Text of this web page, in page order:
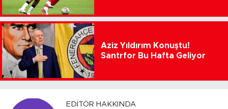
Aziz Yıldırım Konuştu!
Santrfor Bu Hafta Geliyor
EDITÖR HAKKINDA